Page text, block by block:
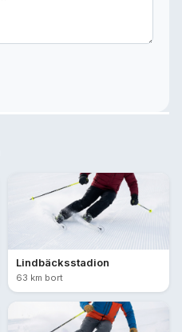
Lindbäcksstadion
63 km bort